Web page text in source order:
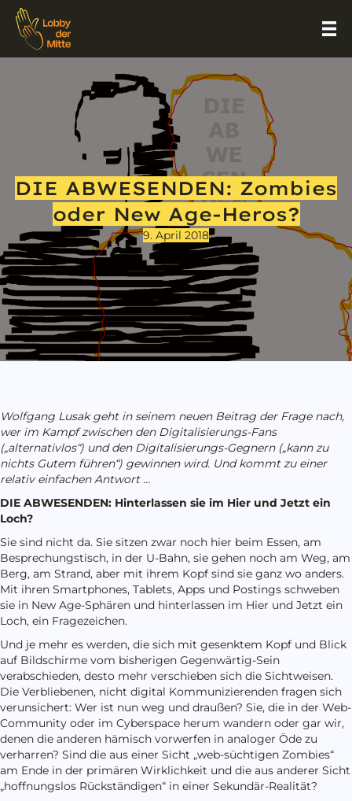
DIE ABWESENDEN: Zombies
oder New Age-Heros?
9. April 2018
Wolfgang Lusak geht in seinem neuen Beitrag der Frage nach,
wer im Kampf zwischen den Digitalisierungs-Fans
(„alternativlos“) und den Digitalisierungs-Gegnern („kann zu
nichts Gutem führen“) gewinnen wird. Und kommt zu einer
relativ einfachen Antwort …
DIE ABWESENDEN: Hinterlassen sie im Hier und Jetzt ein
Loch?
Sie sind nicht da. Sie sitzen zwar noch hier beim Essen, am
Besprechungstisch, in der U-Bahn, sie gehen noch am Weg, am
Berg, am Strand, aber mit ihrem Kopf sind sie ganz wo anders.
Mit ihren Smartphones, Tablets, Apps und Postings schweben
sie in New Age-Sphären und hinterlassen im Hier und Jetzt ein
Loch, ein Fragezeichen.
Und je mehr es werden, die sich mit gesenktem Kopf und Blick
auf Bildschirme vom bisherigen Gegenwärtig-Sein
verabschieden, desto mehr verschieben sich die Sichtweisen.
Die Verbliebenen, nicht digital Kommunizierenden fragen sich
verunsichert: Wer ist nun weg und draußen? Sie, die in der Web-
Community oder im Cyberspace herum wandern oder gar wir,
denen die anderen hämisch vorwerfen in analoger Öde zu
verharren? Sind die aus einer Sicht „web-süchtigen Zombies“
am Ende in der primären Wirklichkeit und die aus anderer Sicht
„hoffnungslos Rückständigen“ in einer Sekundär-Realität?